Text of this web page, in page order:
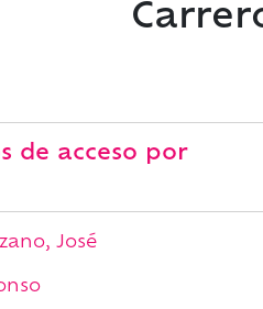
de acceso por
José